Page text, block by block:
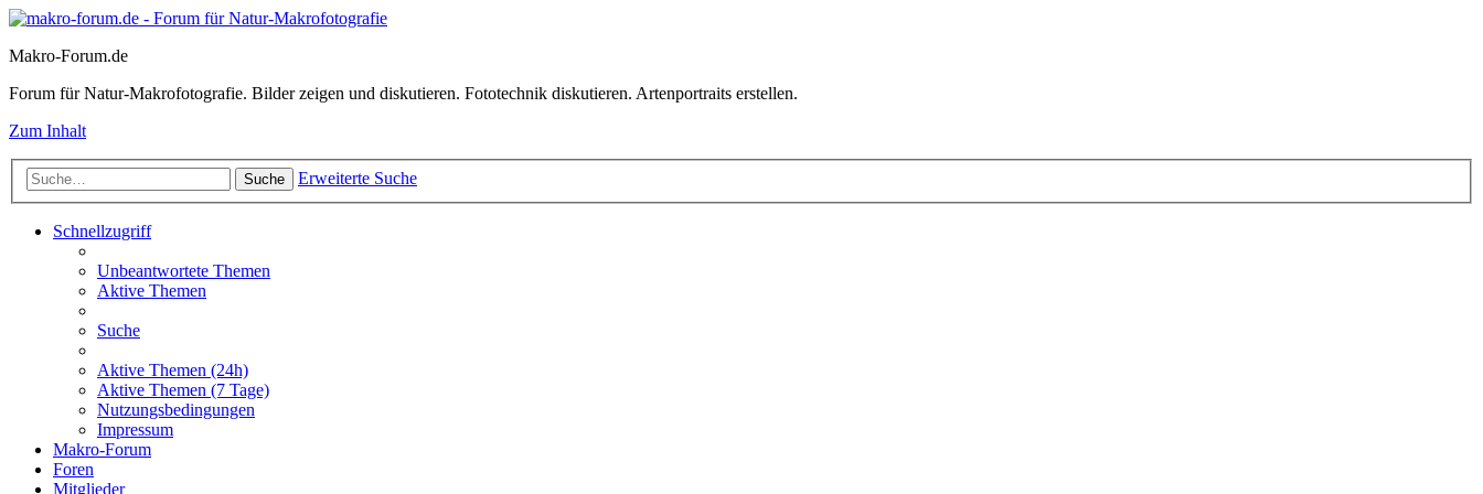
Makro-Forum.de
Forum für Natur-Makrofotografie. Bilder zeigen und diskutieren. Fototechnik diskutieren. Artenportraits erstellen.
Zum Inhalt
Suche Erweiterte Suche
Schnellzugriff
Unbeantwortete Themen
Aktive Themen
Suche
Aktive Themen (24h)
Aktive Themen (7 Tage)
Nutzungsbedingungen
Impressum
Makro-Forum
Foren
Mitglieder